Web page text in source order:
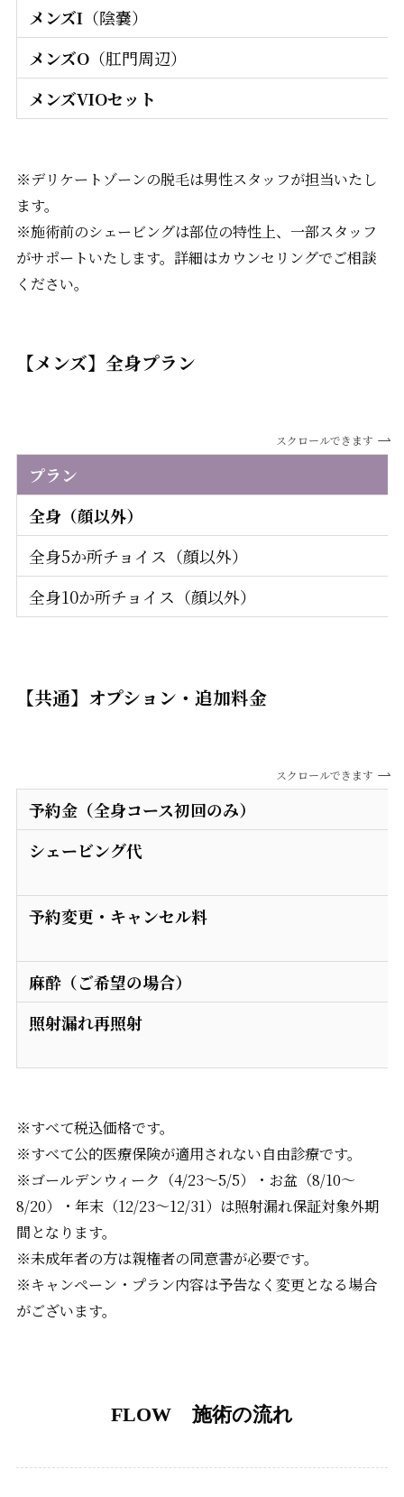
メンズI （陰嚢）
メンズO （肛門周辺）
メンズVIOセット
※デリケートゾーンの脱毛は男性スタッフが担当いたし
ます。
※施術前のシェービングは部位の特性上、一部スタッフ
がサポートいたします。詳細はカウンセリングでご相談
ください。
【メンズ】全身プラン
スクロールできます
プラン
全身（顔以外）
全身5か所チョイス（顔以外）
全身10か所チョイス（顔以外）
【共通】オプション・追加料金
スクロールできます
予約金（全身コース初回のみ）
シェービング代
予約変更・キャンセル料
麻酔（ご希望の場合）
照射漏れ再照射
※すべて税込価格です。
※すべて公的医療保険が適用されない自由診療です。
※ゴールデンウィーク（4/23〜5/5）・お盆（8/10〜
8/20）・年末（12/23〜12/31）は照射漏れ保証対象外期
間となります。
※未成年者の方は親権者の同意書が必要です。
※キャンペーン・プラン内容は予告なく変更となる場合
がございます。
FLOW 施術の流れ